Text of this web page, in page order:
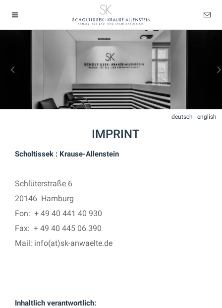
deutsch | english
IMPRINT
Scholtissek : Krause-Allenstein
Schlüterstraße 6
20146 Hamburg
Fon: + 49 40 441 40 930
Fax: + 49 40 445 06 390
Mail: info(at)sk-anwaelte.de
Inhaltlich verantwortlich: